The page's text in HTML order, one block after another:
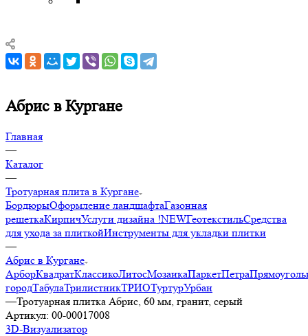
Абрис в Кургане
Главная
—
Каталог
—
Тротуарная плита в Кургане
БордюрыОформление ландшафтаГазонная
решеткаКирпичУслуги дизайна !NEWГеотекстильСредства
для ухода за плиткойИнструменты для укладки плитки
—
Абрис в Кургане
АрборКвадратКлассикоЛитосМозаикаПаркетПетра
городТабулаТрилистникТРИОТуртурУрбан
—Тротуарная плитка Абрис, 60 мм, гранит, серый
Артикул: 00-00017008
3D-Визуализатор